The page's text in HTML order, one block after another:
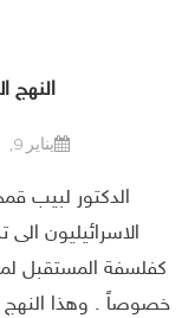
النهج
يناير 9, 2022
الدكتور لبيب
الاسرائيليون الى
كفلسفة المستقبل
خصوصاً . وهذا النهج